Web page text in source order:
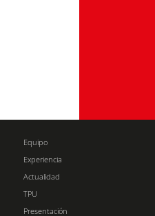
Equipo
Experiencia
Actualidad
TPU
Presentación